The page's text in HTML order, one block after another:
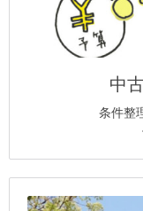
中
条件整